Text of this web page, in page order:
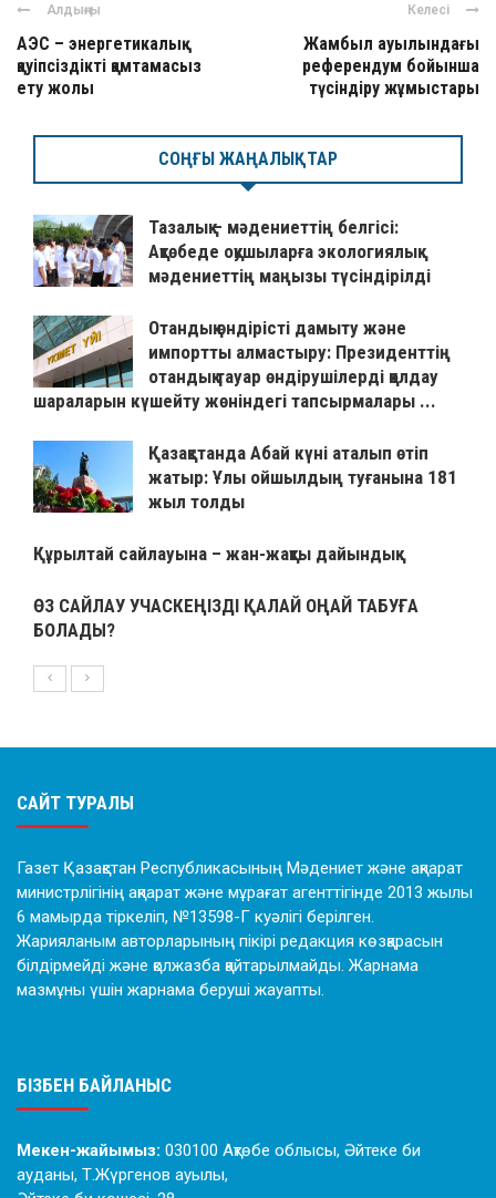
Алдыңғы
АЭС – энергетикалық
қауіпсіздікті қамтамасыз
ету жолы
Келесі
Жамбыл ауылындағы
референдум бойынша
түсіндіру жұмыстары
СОҢҒЫ ЖАҢАЛЫҚТАР
Тазалық – мәдениеттің белгісі:
Ақтөбеде оқушыларға экологиялық
мәдениеттің маңызы түсіндірілді
Отандық өндірісті дамыту және
импортты алмастыру: Президенттің
отандық тауар өндірушілерді қолдау
шараларын күшейту жөніндегі тапсырмалары ...
Қазақстанда Абай күні аталып өтіп
жатыр: Ұлы ойшылдың туғанына 181
жыл толды
Құрылтай сайлауына – жан-жақты дайындық
ӨЗ САЙЛАУ УЧАСКЕҢІЗДІ ҚАЛАЙ ОҢАЙ ТАБУҒА
БОЛАДЫ?
САЙТ ТУРАЛЫ
Газет Қазақстан Республикасының Мәдениет және ақпарат
министрлігінің ақпарат және мұрағат агенттігінде 2013 жылы
6 мамырда тіркеліп, №13598-Г куәлігі берілген.
Жарияланым авторларының пікірі редакция көзқарасын
білдірмейді және қолжазба қайтарылмайды. Жарнама
мазмұны үшін жарнама беруші жауапты.
БІЗБЕН БАЙЛАНЫС
Мекен-жайымыз: 030100 Ақтөбе облысы, Әйтеке би
ауданы, Т.Жүргенов ауылы,